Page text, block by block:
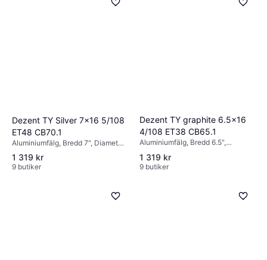
Dezent TY Silver 7x16 5/108
ET48 CB70.1
Aluminiumfälg, Bredd 7", Diameter
16", Silver
1 319 kr
9 butiker
Dezent TY graphite 6.5x16
4/108 ET38 CB65.1
Aluminiumfälg, Bredd 6.5",
1 319 kr
9 butiker